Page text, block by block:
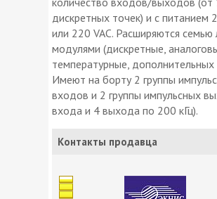
дискретных точек) и с питанием
или 220 VAC. Расширяются
модулями (дискретные,
температурные, дополнительных
Имеют на борту 2 группы
входов и 2 группы импульсных
входа и 4 выхода по 200 кГц).
Контакты продавца